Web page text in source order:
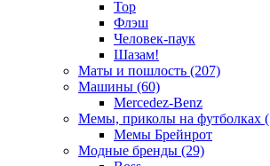
Тор
Флэш
Человек-паук
Шазам!
Маты и пошлость (207)
Машины (60)
Mercedez-Benz
Мемы, приколы на футболках
Мемы Брейнрот
Модные бренды (29)